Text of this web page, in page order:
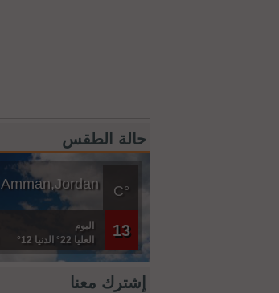
حالة الطقس
°C
Amman,Jordan
13
اليوم
العليا 22° الدنيا 12°
إشترك معنا